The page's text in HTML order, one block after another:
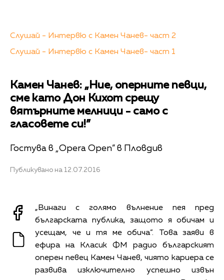
Слушай - Интервю с Камен Чанев- част 2
Слушай - Интервю с Камен Чанев- част 1
Камен Чанев: „Ние, оперните певци,
сме като Дон Кихот срещу
вятърните мелници - само с
гласовете си!”
Гостува в „Opera Open” в Пловдив
Публикувано на 12.07.2016
„Винаги с голямо вълнение пея пред
българската публика, защото я обичам и
усещам, че и тя ме обича”. Това заяви в
ефира на Класик ФМ радио българският
оперен певец Камен Чанев, чиято кариера се
развива изключително успешно извън